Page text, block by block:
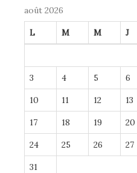
août 2026
L M M J
3 4 5 6
10 11 12 13
17 18 19 20
24 25 26 27
31